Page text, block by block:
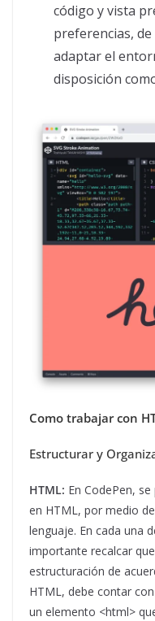
código y vista
preferencias,
adaptar el
disposición
Como trabajar con
Estructurar y
HTML: En CodePen,
en HTML, por medio
lenguaje. En cada una
importante recalcar
estructuración de
HTML, debe contar
un elemento <html>